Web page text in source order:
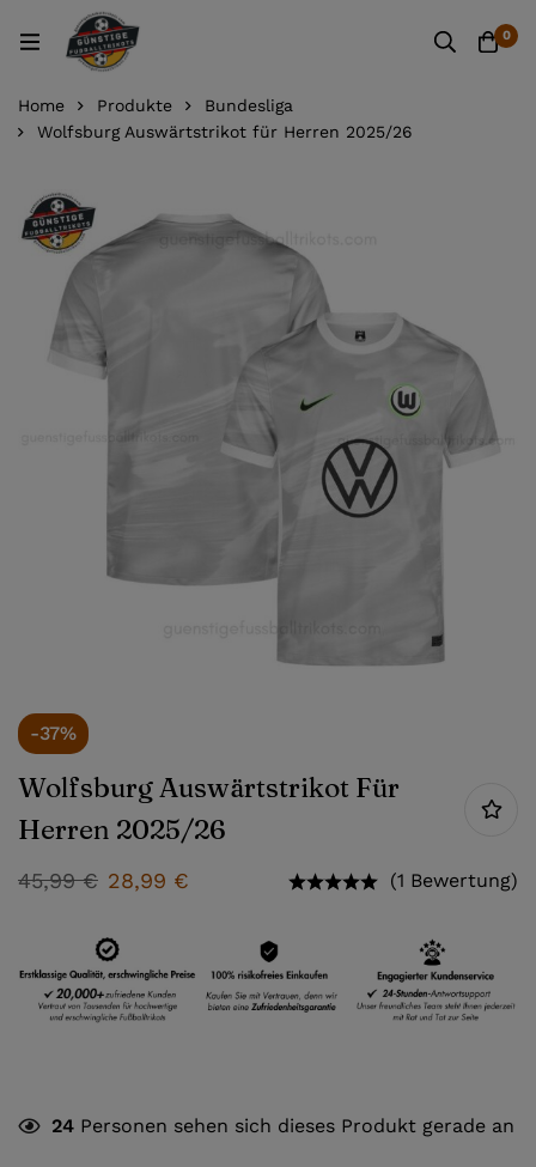
0
Home Produkte
Bundesliga
Wolfsburg Auswärtstrikot für Herren 2025/26
-37%
Wolfsburg Auswärtstrikot Für
Herren 2025/26
45,99€ 28,99 € (1 Bewertung)
24 Personen sehen sich dieses Produkt gerade an